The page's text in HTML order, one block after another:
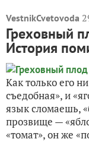
VestnikCvetovoda
Греховный
История
Как только его
съедобная», и
язык сломаешь,
прозвище —
«томат», он же